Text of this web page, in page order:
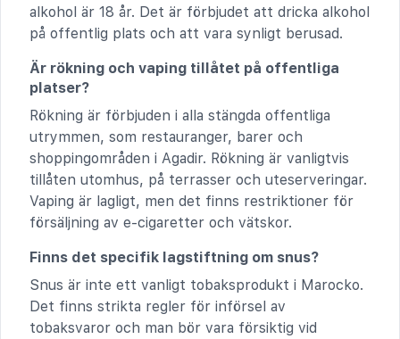
alkohol är 18 år. Det är förbjudet att dricka alkohol
på offentlig plats och att vara synligt berusad.
Är rökning och vaping tillåtet på offentliga
platser?
Rökning är förbjuden i alla stängda offentliga
utrymmen, som restauranger, barer och
shoppingområden i Agadir. Rökning är vanligtvis
tillåten utomhus, på terrasser och uteserveringar.
Vaping är lagligt, men det finns restriktioner för
försäljning av e-cigaretter och vätskor.
Finns det specifik lagstiftning om snus?
Snus är inte ett vanligt tobaksprodukt i Marocko.
Det finns strikta regler för införsel av
tobaksvaror och man bör vara försiktig vid